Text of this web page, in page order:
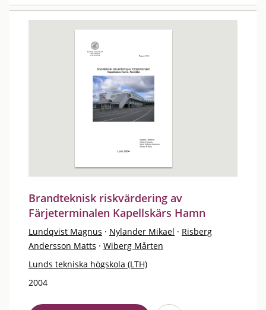
Brandteknisk riskvärdering av
Färjeterminalen Kapellskärs Hamn
Lundqvist Magnus · Nylander Mikael · Risberg
Andersson Matts · Wiberg Mårten
Lunds tekniska högskola (LTH)
2004